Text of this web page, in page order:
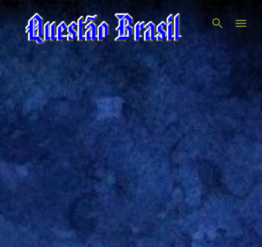
Pular para o conteúdo principal